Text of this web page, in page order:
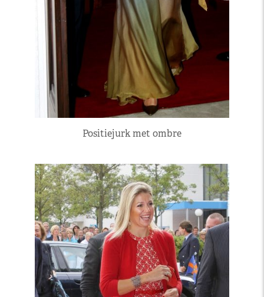
Positiejurk met ombre